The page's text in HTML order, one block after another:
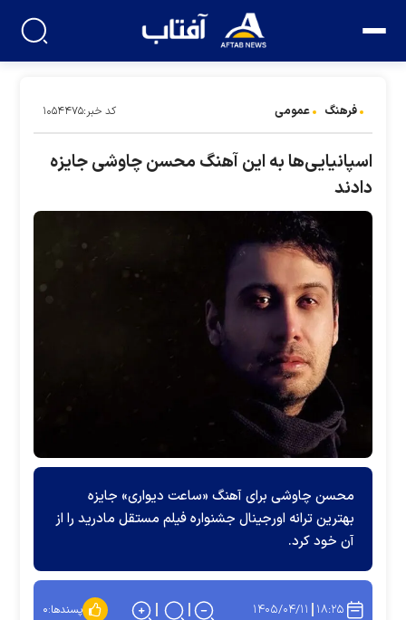
فرهنگ عمومی کد خبر:۱۰۵۴۴۷۵
اسپانیایی‌ها به این آهنگ محسن چاوشی جایزه
دادند
محسن چاوشی برای آهنگ «ساعت دیواری» جایزه
بهترین ترانه اورجینال جشنواره فیلم مستقل مادرید را از
آن خود کرد.
۱۸:۲۵ ۱۴۰۵/۰۴/۱۱ پسندها:۰